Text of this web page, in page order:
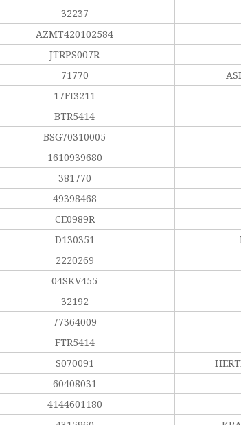
32237
AZMT420102584
JTRPS007R
71770
17FI3211
BTR5414
BSG70310005
1610939680
381770
49398468
CE0989R
D130351
2220269
04SKV455
32192
77364009
FTR5414
S070091
60408031
4144601180